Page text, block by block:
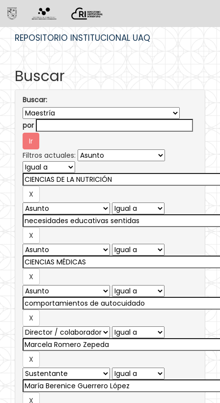
REPOSITORIO INSTITUCIONAL UAQ
Buscar
Buscar:
por
Filtros actuales: